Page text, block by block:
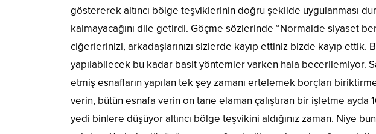
göstererek altıncı bölge teşviklerinin doğru şekilde uygulanması
kalmayacağını dile getirdi. Göçme sözlerinde “Normalde siyaset
ciğerlerinizi, arkadaşlarınızı sizlerde kayıp ettiniz bizde kayıp
yapılabilecek bu kadar basit yöntemler varken hala becerilemiyor.
etmiş esnafların yapılan tek şey zamanı ertelemek borçları
verin, bütün esnafa verin on tane elaman çalıştıran bir işletme ayda
yedi binlere düşüyor altıncı bölge teşvikini aldığınız zaman. Niye